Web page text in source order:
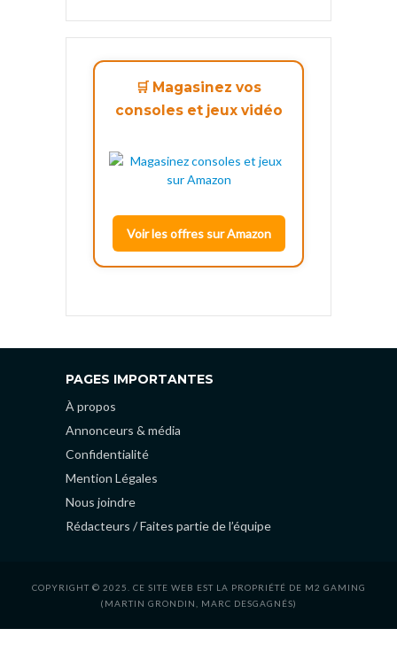
🛒 Magasinez vos
consoles et jeux vidéo
Voir les offres sur Amazon
PAGES IMPORTANTES
À propos
Annonceurs & média
Confidentialité
Mention Légales
Nous joindre
Rédacteurs / Faites partie de l’équipe
COPYRIGHT © 2025. CE SITE WEB EST LA PROPRIÉTÉ DE M2 GAMING
(MARTIN GRONDIN, MARC DESGAGNÉS)